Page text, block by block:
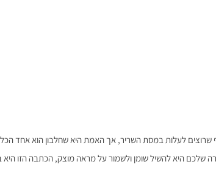
שרוצים לעלות במסת השריר, אך האמת היא שחלבון הוא אחד
שלכם היא להשיל שומן ולשמור על מראה מוצק, הכתבה הזו